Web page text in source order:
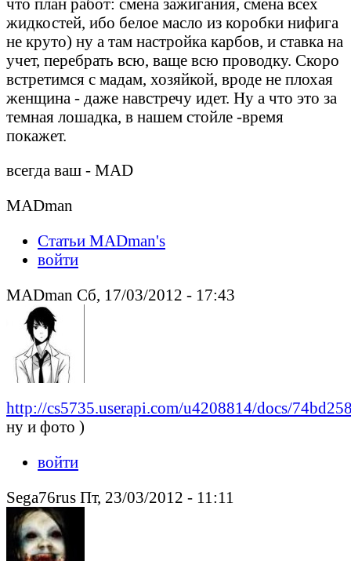
жидкостей, ибо белое масло из коробки нифига
не круто) ну а там настройка карбов, и ставка на
учет, перебрать всю, ваще всю проводку. Скоро
встретимся с мадам, хозяйкой, вроде не плохая
женщина - даже навстречу идет. Ну а что это за
темная лошадка, в нашем стойле -время
покажет.
всегда ваш - MAD
MADman
Статьи MADman's
войти
MADman Сб, 17/03/2012 - 17:43
http://cs5735.userapi.com/u4208814/docs/
ну и фото )
войти
Sega76rus Пт, 23/03/2012 - 11:11